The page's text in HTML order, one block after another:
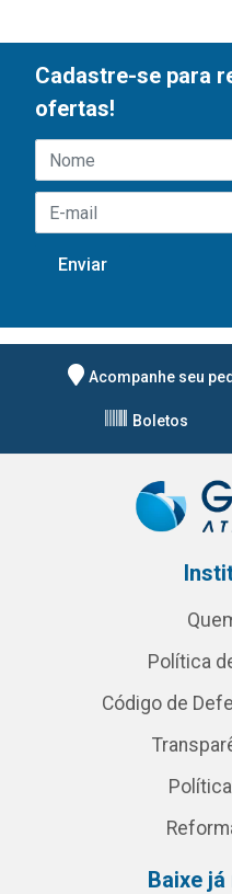
Cadastre-se para
ofertas!
Acompanhe seu
Boletos
Política
Código de
Baixe